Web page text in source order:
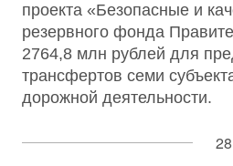
проекта «Безопасные и
резервного фонда
2764,8 млн рублей для
трансфертов семи
дорожной деятельности.